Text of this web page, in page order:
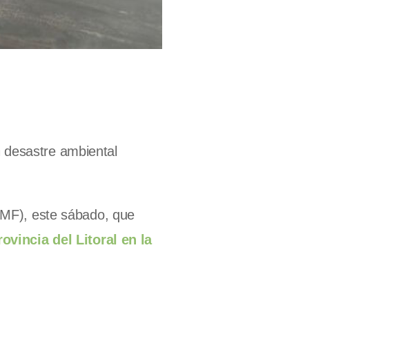
ambiental
este sábado, que
del Litoral en la